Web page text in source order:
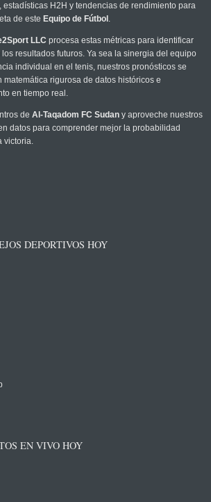
H2H y tendencias de rendimiento para
de este Equipo de Fútbol .
LLC procesa estas métricas para identificar
resultados futuros. Ya sea la sinergia del equipo
individual en el tenis, nuestros pronósticos se
rigurosa de datos históricos e
en tiempo real.
de Al-Taqadom FC Sudany aproveche nuestros
datos para comprender mejor la probabilidad
victoria.
DEPORTIVOS HOY
EN VIVO HOY